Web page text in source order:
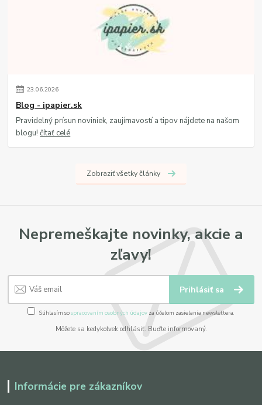
23.06.2026
Blog - ipapier.sk
Pravidelný prísun noviniek, zaujímavostí a tipov nájdete na našom
blogu!čítať celé
Zobraziť všetky články
Nepremeškajte novinky, akcie a
zľavy!
Prihlásiť sa
Súhlasím sospracovaním osobných údajov za účelom zasielania newslettera.
Môžete sa kedykoľvek odhlásiť. Buďte informovaný.
Informácie pre zákazníkov